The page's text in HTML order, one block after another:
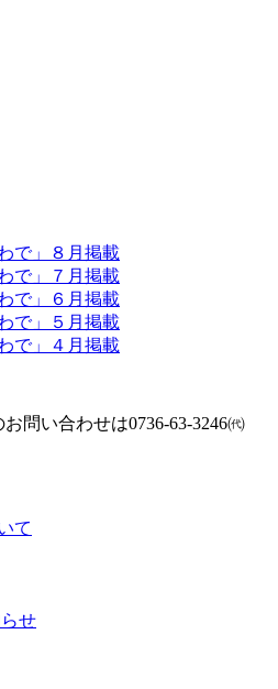
で」８月掲載
で」７月掲載
で」６月掲載
で」５月掲載
で」４月掲載
問い合わせは0736-63-3246㈹
て
せ